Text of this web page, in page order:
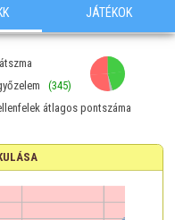
JÁTÉKOK
(345)
átlagos pontszáma